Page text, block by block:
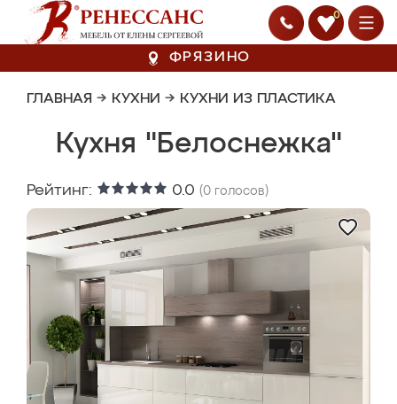
0
ФРЯЗИНО
ГЛАВНАЯ → КУХНИ → КУХНИ ИЗ ПЛАСТИКА
Кухня "Белоснежка"
Рейтинг: 0.0 (0 голосов)